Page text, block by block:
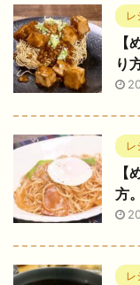
レ
り
レ
方
レ